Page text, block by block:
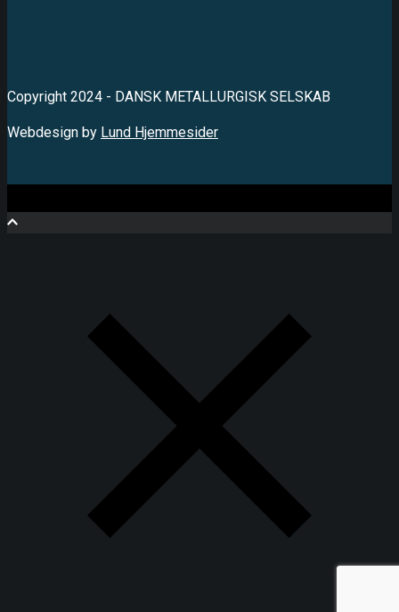
Copyright 2024 - DANSK METALLURGISK SELSKAB
Webdesign by Lund Hjemmesider